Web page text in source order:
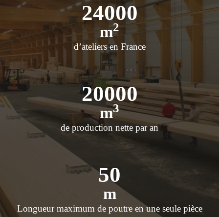
24000
m2
d’ateliers en France
20000
m3
de production nette par an
50
m
Longueur maximum de poutre en une seule pièce